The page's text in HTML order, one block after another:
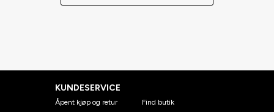
KUNDESERVICE
Åpent kjøp og retur
Find butik